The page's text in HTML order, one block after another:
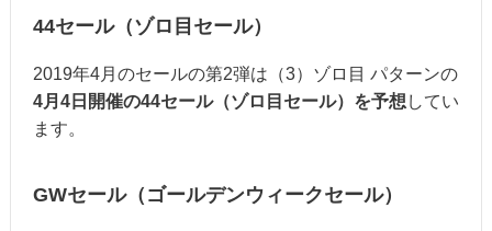
44セール（ゾロ目セール）
2019年4月のセールの第2弾は（3）ゾロ目 パターンの
4月4日開催の44セール（ゾロ目セール）を予想 してい
ます。
GWセール（ゴールデンウィークセール）